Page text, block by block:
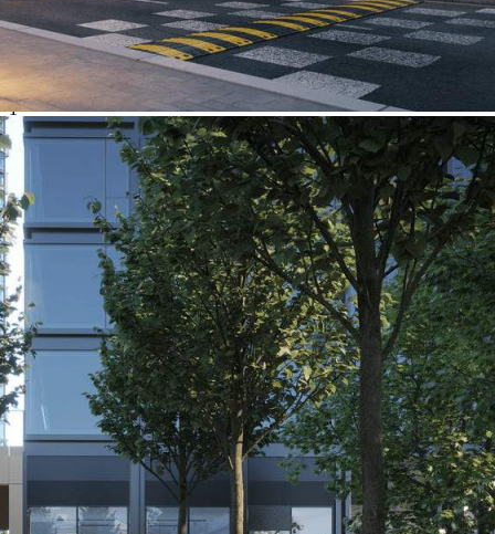
Адрес
Летниковская улица, д.11/10стр22
Расположено
1
Предлагается
Продажа
Желаемый / подходящий вид деятельности
Не указано
Назначение
Не указано
Размер площади (м2)
144.4
Цена за помещение
161 265 920 руб.
О помещении